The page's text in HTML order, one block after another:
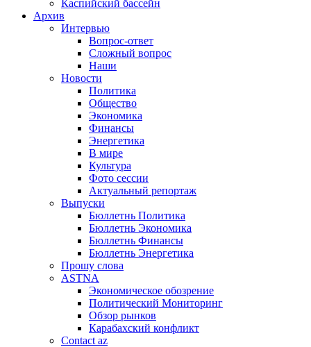
Каспийский бассейн
Архив
Интервью
Вопрос-ответ
Сложный вопрос
Наши
Новости
Политика
Общество
Экономика
Финансы
Энергетика
В мире
Культура
Фото сессии
Актуальный репортаж
Выпуски
Бюллетнь Политика
Бюллетнь Экономика
Бюллетнь Финансы
Бюллетнь Энергетика
Прошу слова
ASTNA
Экономическое обозрение
Политический Мониторинг
Обзор рынков
Карабахский конфликт
Contact az